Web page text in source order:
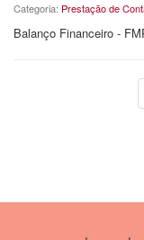
Categoria: Prestação de
Balanço Financeiro -